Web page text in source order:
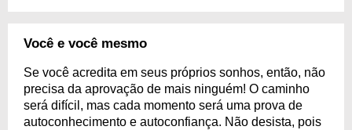
Você e você mesmo
Se você acredita em seus próprios sonhos, então, não
precisa da aprovação de mais ninguém! O caminho
será difícil, mas cada momento será uma prova de
autoconhecimento e autoconfiança. Não desista, pois